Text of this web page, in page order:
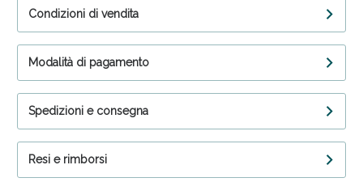
Condizioni di vendita
Modalità di pagamento
Spedizioni e consegna
Resi e rimborsi